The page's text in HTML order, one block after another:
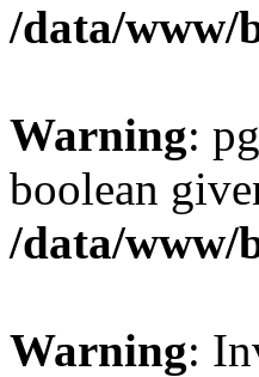
/data/www/
Warning:
boolean
/data/www/
Warning: